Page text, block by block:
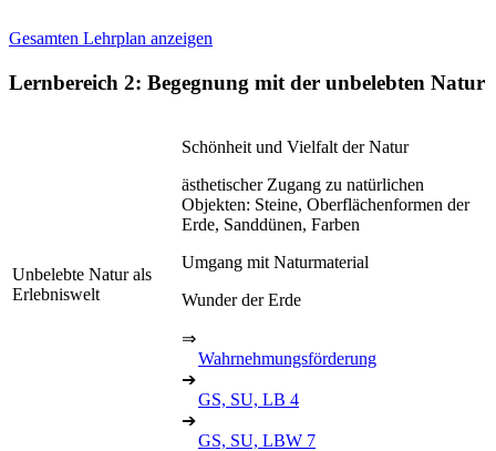
Gesamten Lehrplan anzeigen
Lernbereich 2: Begegnung mit der unbelebten Natur
Unbelebte Natur als
Erlebniswelt
Schönheit und Vielfalt der Natur
ästhetischer Zugang zu natürlichen
Objekten: Steine, Oberflächenformen der
Erde, Sanddünen, Farben
Umgang mit Naturmaterial
Wunder der Erde
⇒
Wahrnehmungsförderung
➔
GS, SU, LB 4
➔
GS, SU, LBW 7